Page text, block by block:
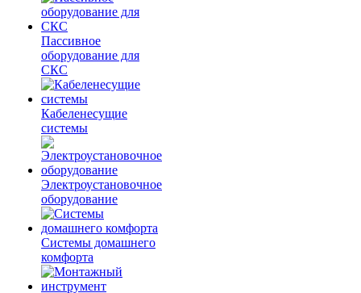
Пассивное
оборудование для
СКС
Кабеленесущие
системы
Электроустановочное
оборудование
Системы домашнего
комфорта